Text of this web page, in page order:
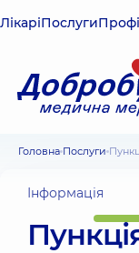
ЛікаріПослуги
Головна Послуги
Інформація